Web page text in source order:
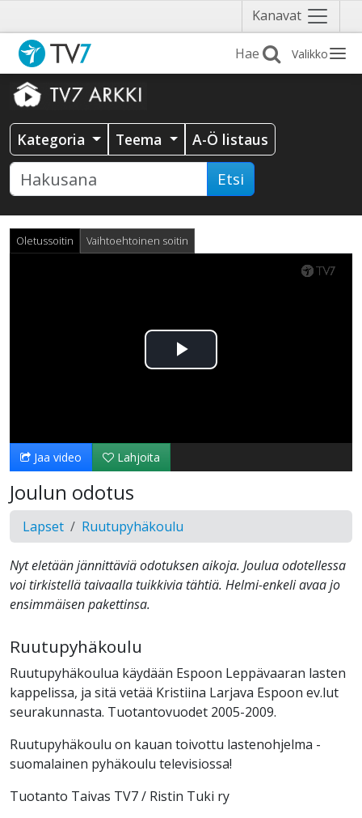
Kanavat Näytä
valikko
Valikko
Kategoria Teema A-Ö listaus
Etsi
Oletussoitin Vaihtoehtoinen soitin
Toista
Jaa video Lahjoita
Joulun odotus
Lapset Ruutupyhäkoulu
Nyt eletään jännittäviä odotuksen aikoja. Joulua odotellessa
voi tirkistellä taivaalla tuikkivia tähtiä. Helmi-enkeli avaa jo
ensimmäisen pakettinsa.
Ruutupyhäkoulu
Ruutupyhäkoulua käydään Espoon Leppävaaran lasten
kappelissa, ja sitä vetää Kristiina Larjava Espoon ev.lut
seurakunnasta. Tuotantovuodet 2005-2009.
Ruutupyhäkoulu on kauan toivottu lastenohjelma -
suomalainen pyhäkoulu televisiossa!
Tuotanto Taivas TV7 / Ristin Tuki ry